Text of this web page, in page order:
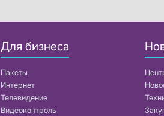
Для бизнеса
Пакеты
Интернет
Телевидение
Видеоконтроль